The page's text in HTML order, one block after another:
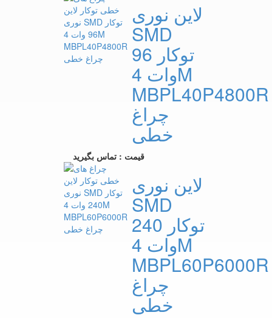
لاین نوری
SMD
توکار 96
وات 4M
MBPL40P4800R
چراغ
خطی
قیمت : تماس بگیرید
لاین نوری
SMD
توکار 240
وات 4M
MBPL60P6000R
چراغ
خطی